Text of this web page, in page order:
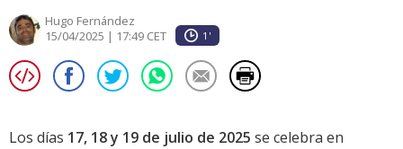
Hugo Fernández
15/04/2025 | 17:49 CET
1'
Los días 17, 18 y 19 de julio de 2025 se celebra en